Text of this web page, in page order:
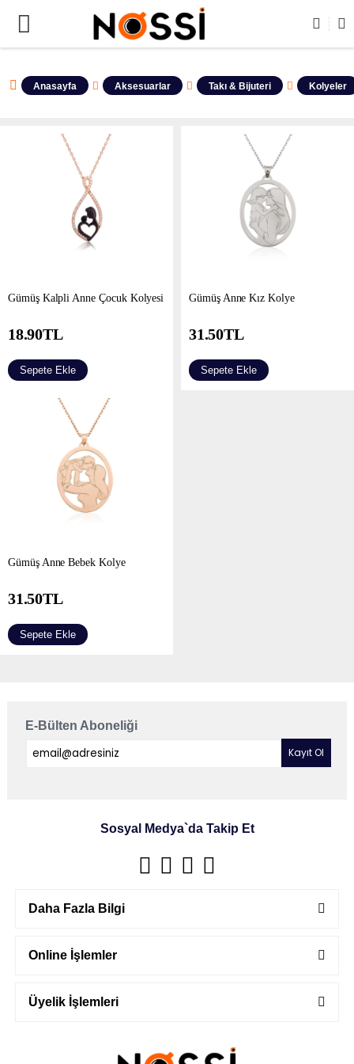
ÜRÜNLERİN TAMAMI DEMODUR SATIŞA KAPALIDIR !
Anasayfa Aksesuarlar Takı & Bijuteri Kolyeler
Gümüş Kalpli Anne Çocuk Kolyesi
18.90TL
Sepete Ekle
​Gümüş Anne Kız Kolye
31.50TL
Sepete Ekle
​Gümüş Anne Bebek Kolye
31.50TL
Sepete Ekle
E-Bülten Aboneliği
Sosyal Medya`da Takip Et
Daha Fazla Bilgi
Online İşlemler
Üyelik İşlemleri